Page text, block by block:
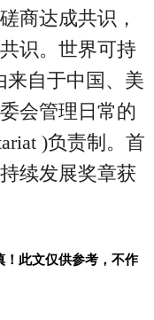
商达成共识，
识。世界可持
来自于中国、美
会管理日常的
)负责制。首
续发展奖章获
！此文仅供参考，不作